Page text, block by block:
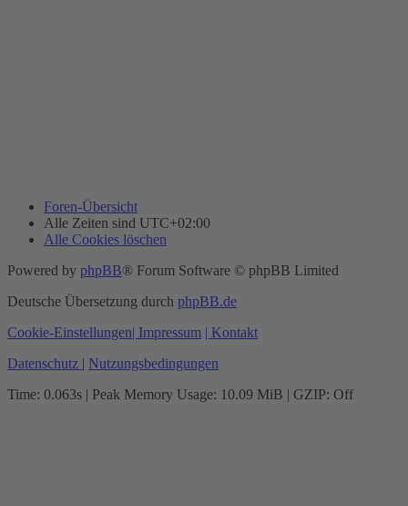
Foren-Übersicht
Alle Zeiten sind UTC+02:00
Alle Cookies löschen
Powered by phpBB® Forum Software © phpBB Limited
Deutsche Übersetzung durch phpBB.de
Cookie-Einstellungen| Impressum | Kontakt
Datenschutz | Nutzungsbedingungen
Time: 0.063s | Peak Memory Usage: 10.09 MiB | GZIP: Off